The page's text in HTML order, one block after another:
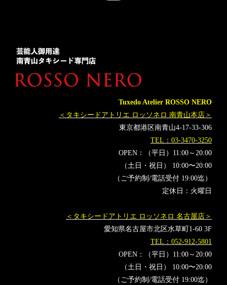
Tuxedo Atelier ROSSO NERO
＜タキシードアトリエ ロッソネロ 南青山本店＞
東京都港区南青山4-17-33-306
TEL：03-3470-3250
OPEN：（平日）11:00～20:00
（土日・祝日） 10:00〜20:00
（ご予約制/電話受付 19:00迄）
定休日：火曜日
＜タキシードアトリエ ロッソネロ 名古屋店＞
愛知県名古屋市北区水草町1-60 3F
TEL：052-912-5801
OPEN：（平日）11:00～20:00
（土日・祝日） 10:00〜20:00
（ご予約制/電話受付 19:00迄）